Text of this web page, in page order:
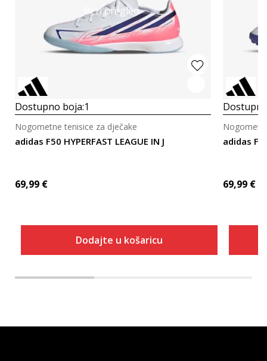
Brzi pregled
Dostupno boja:1
adidas F50 HYPERFAST LEAGUE IN J
Nogometne tenisice za dječake
69,99 €
Dodajte u košaricu
adidas
69,99 €